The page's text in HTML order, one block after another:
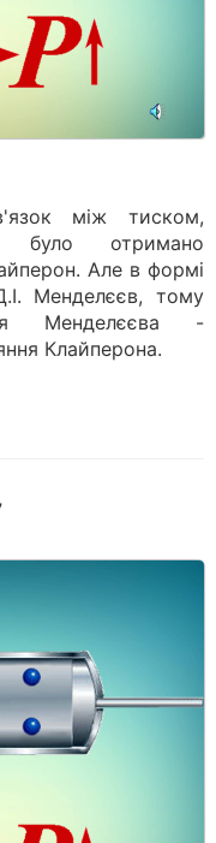
між тиском,
було отримано
Але в формі
Менделєєв, тому
Менделєєва -
Клайперона.